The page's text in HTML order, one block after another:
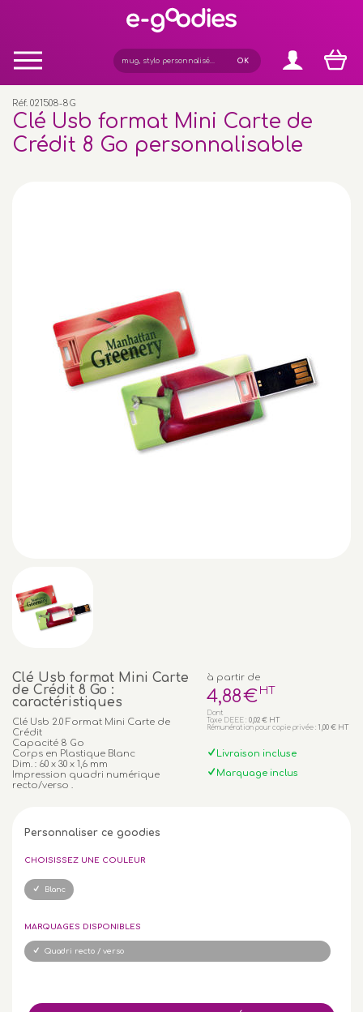
Réf. 021508-8G
Clé Usb format Mini Carte de
Crédit 8 Go personnalisable
Clé Usb format Mini Carte
de Crédit 8 Go :
caractéristiques
Clé Usb 2.0 Format Mini Carte de
Crédit
Capacité 8 Go
Corps en Plastique Blanc
Dim. : 60 x 30 x 1,6 mm
Impression quadri numérique
recto/verso .
à partir de
4,88€ HT
Dont
Taxe DEEE : 0,02 € HT
Rémunération pour copie privée : 1,00 € HT
Livraison incluse
Marquage inclus
Personnaliser ce goodies
CHOISISSEZ UNE COULEUR
Blanc
MARQUAGES DISPONIBLES
Quadri recto / verso